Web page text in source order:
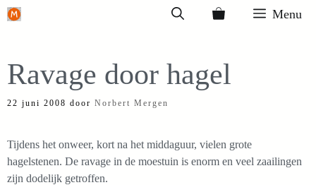
Ga
inhoud
Menu
Ravage door hagel
22 juni 2008 door Norbert Mergen
Tijdens het onweer, kort na het middaguur, vielen grote
hagelstenen. De ravage in de moestuin is enorm en veel zaailingen
zijn dodelijk getroffen.